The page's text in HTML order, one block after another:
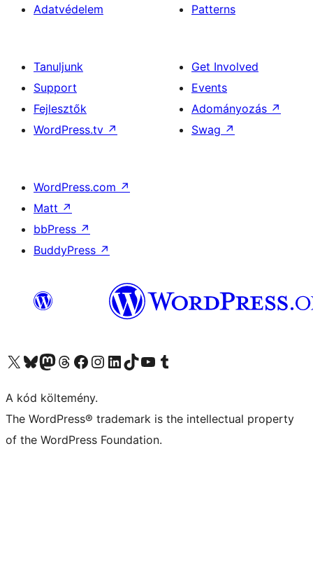
Adatvédelem
Patterns
Tanuljunk
Support
Fejlesztők
WordPress.tv ↗
Get Involved
Events
Adományozás ↗
Swag ↗
WordPress.com ↗
Matt ↗
bbPress ↗
BuddyPress ↗
Visit our X (formerly Twitter) account
Visit our Bluesky account
Twitter csatornánk
Visit our Threads account
Facebook oldalunk megtekintése
Visit our Instagram account
Visit our LinkedIn account
Visit our TikTok account
Visit our YouTube channel
Visit our Tumblr account
A kód költemény.
The WordPress® trademark is the intellectual property
of the WordPress Foundation.